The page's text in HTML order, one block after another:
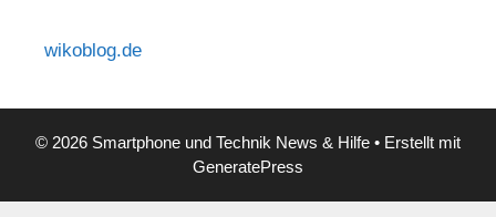
wikoblog.de
© 2026 Smartphone und Technik News & Hilfe • Erstellt mit
GeneratePress